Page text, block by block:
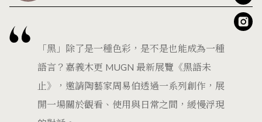
「黑」除了是一種色彩，是不是也能成為一種
語言？嘉義木更 MUGN 最新展覽《黑語未
止》，邀請陶藝家周易伯透過一系列創作，展
開一場關於觀看、使用與日常之間，緩慢浮現